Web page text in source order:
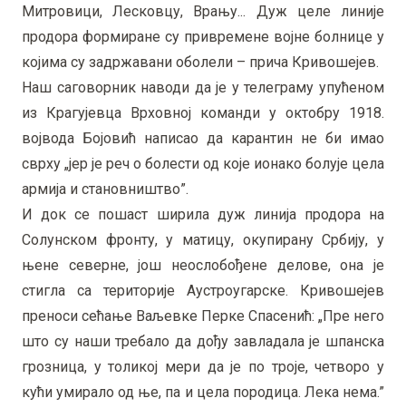
Митровици, Лесковцу, Врању... Дуж целе линије
продора формиране су привремене војне болнице у
којима су задржавани оболели – прича Кривошејев.
Наш саговорник наводи да је у телеграму упућеном
из Крагујевца Врховној команди у октобру 1918.
војвода Бојовић написао да карантин не би имао
сврху „јер је реч о болести од које ионако болује цела
армија и становништво”.
И док се пошаст ширила дуж линија продора на
Солунском фронту, у матицу, окупирану Србију, у
њене северне, још неослобођене делове, она је
стигла са територије Аустроугарске. Кривошејев
преноси сећање Ваљевке Перке Спасенић: „Пре него
што су наши требало да дођу завладала је шпанска
грозница, у толикој мери да је по троје, четворо у
кући умирало од ње, па и цела породица. Лека нема.”